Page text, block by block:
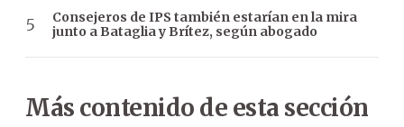
Consejeros de IPS también estarían en la mira
junto a Bataglia y Brítez, según abogado
Más contenido de esta sección